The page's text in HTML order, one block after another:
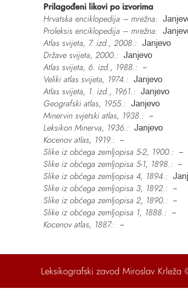
Prilagođeni likovi po izvorima
Hrvatska enciklopedija – mrežna:
Proleksis enciklopedija – mrežna:
Atlas svijeta, 7. izd., 2008.: Janjevo
Države svijeta, 2000.: Janjevo
Atlas svijeta, 6. izd., 1988.: –
Veliki atlas svijeta, 1974.: Janjevo
Atlas svijeta, 1. izd., 1961.: Janjevo
Geografski atlas, 1955.: Janjevo
Minervin svjetski atlas, 1938.: –
Leksikon Minerva, 1936.: Janjevo
Kocenov atlas, 1919.: –
Slike iz obćega zemljopisa 5-2, 1900.: –
Slike iz obćega zemljopisa 5-1, 1898.: –
Slike iz obćega zemljopisa 4, 1894.:
Slike iz obćega zemljopisa 3, 1892.: –
Slike iz obćega zemljopisa 2, 1890.: –
Slike iz obćega zemljopisa 1, 1888.: –
Kocenov atlas, 1887.: –
Leksikografski zavod Miroslav Krleža